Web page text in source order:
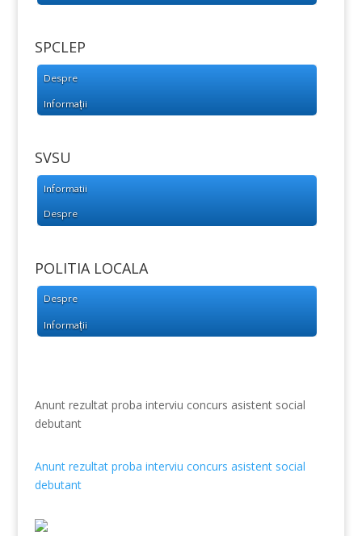
SPCLEP
Despre
Informații
SVSU
Informatii
Despre
POLITIA LOCALA
Despre
Informații
Anunt rezultat proba interviu concurs asistent social
debutant
Anunt rezultat proba interviu concurs asistent social
debutant